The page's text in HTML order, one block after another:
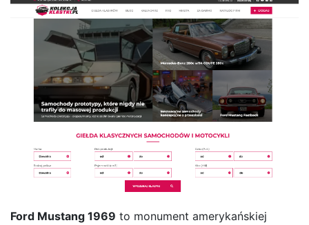
Ford Mustang 1969 to monument amerykańskiej